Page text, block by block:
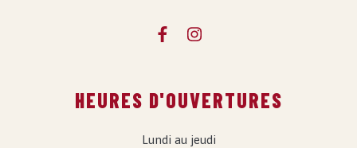
HEURES D'OUVERTURES
Lundi au jeudi